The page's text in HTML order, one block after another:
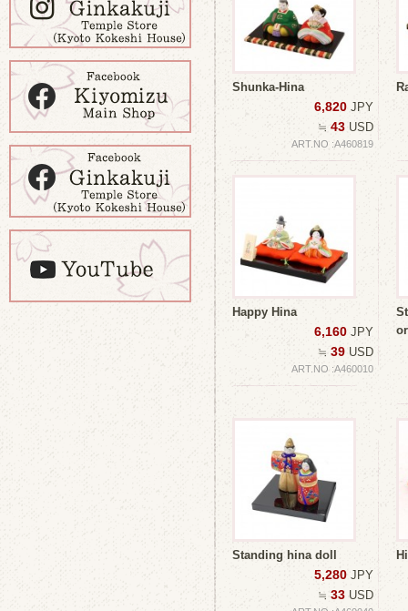
Shunka-Hina
6,820 JPY
≒ 43 USD
ART.NO :A460819
Happy Hina
6,160 JPY
≒ 39 USD
ART.NO :A460010
Standing hina doll
5,280 JPY
≒ 33 USD